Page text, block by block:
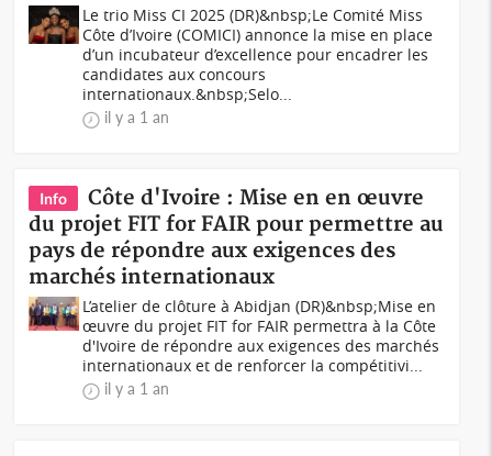
Le trio Miss CI 2025 (DR)&nbsp;Le Comité Miss
Côte d’Ivoire (COMICI) annonce la mise en place
d’un incubateur d’excellence pour encadrer les
candidates aux concours
internationaux.&nbsp;Selo...
il y a 1 an
Info
Côte d'Ivoire : Mise en en œuvre
du projet FIT for FAIR pour permettre au
pays de répondre aux exigences des
marchés internationaux
L’atelier de clôture à Abidjan (DR)&nbsp;Mise en
œuvre du projet FIT for FAIR permettra à la Côte
d'Ivoire de répondre aux exigences des marchés
internationaux et de renforcer la compétitivi...
il y a 1 an